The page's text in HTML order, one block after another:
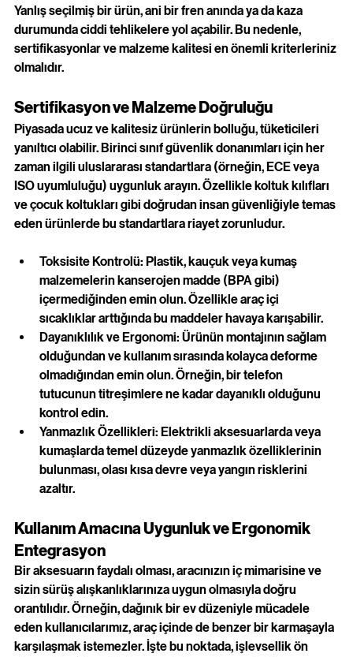
Yanlış seçilmiş bir ürün, ani bir fren anında ya da kaza
durumunda ciddi tehlikelere yol açabilir. Bu nedenle,
sertifikasyonlar ve malzeme kalitesi en önemli kriterleriniz
olmalıdır.
Sertifikasyon ve Malzeme Doğruluğu
Piyasada ucuz ve kalitesiz ürünlerin bolluğu, tüketicileri
yanıltıcı olabilir. Birinci sınıf güvenlik donanımları için her
zaman ilgili uluslararası standartlara (örneğin, ECE veya
ISO uyumluluğu) uygunluk arayın. Özellikle koltuk kılıfları
ve çocuk koltukları gibi doğrudan insan güvenliğiyle temas
eden ürünlerde bu standartlara riayet zorunludur.
Toksisite Kontrolü: Plastik, kauçuk veya kumaş
malzemelerin kanserojen madde (BPA gibi)
içermediğinden emin olun. Özellikle araç içi
sıcaklıklar arttığında bu maddeler havaya karışabilir.
Dayanıklılık ve Ergonomi: Ürünün montajının sağlam
olduğundan ve kullanım sırasında kolayca deforme
olmadığından emin olun. Örneğin, bir telefon
tutucunun titreşimlere ne kadar dayanıklı olduğunu
kontrol edin.
Yanmazlık Özellikleri: Elektrikli aksesuarlarda veya
kumaşlarda temel düzeyde yanmazlık özelliklerinin
bulunması, olası kısa devre veya yangın risklerini
azaltır.
Kullanım Amacına Uygunluk ve Ergonomik
Entegrasyon
Bir aksesuarın faydalı olması, aracınızın iç mimarisine ve
sizin sürüş alışkanlıklarınıza uygun olmasıyla doğru
orantılıdır. Örneğin, dağınık bir ev düzeniyle mücadele
eden kullanıcılarımız, araç içinde de benzer bir karmaşayla
karşılaşmak istemezler. İşte bu noktada, işlevsellik ön